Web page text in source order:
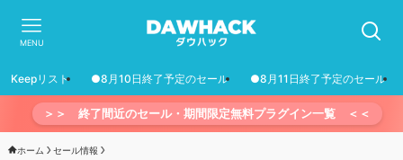
MENU
Keepリスト ●8月10日終了予定のセール ●8月11日終了予定のセール
＞＞ 終了間近のセール・期間限定無料プラグイン一覧 ＜＜
ホーム セール情報